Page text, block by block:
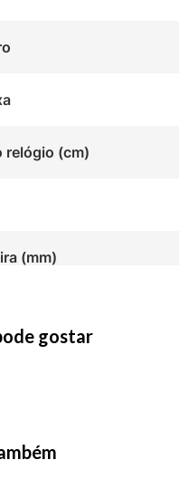
relógio (cm)
(mm)
gostar